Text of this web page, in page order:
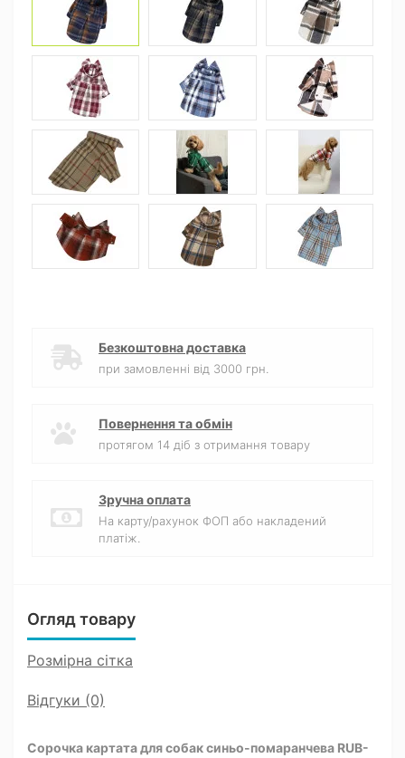
Безкоштовна доставка
при замовленні від 3000 грн.
Повернення та обмін
протягом 14 діб з отримання товару
Зручна оплата
На карту/рахунок ФОП або накладений
платіж.
Огляд товару
Розмірна сітка
Відгуки (0)
Сорочка картата для собак синьо-помаранчева RUB-